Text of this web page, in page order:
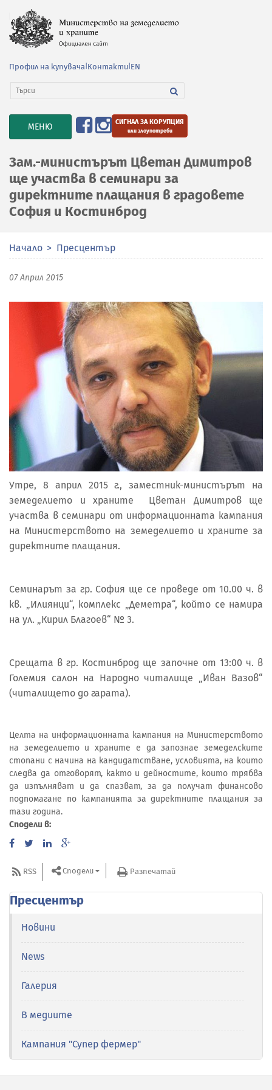
Профил на купувача Контакти EN
TOGGLE
NAVIGATION
МЕНЮ СИГНАЛ ЗА КОРУПЦИЯ
или злоупотреби
Зам.-министърът Цветан Димитров
ще участва в семинари за
директните плащания в градовете
София и Костинброд
Начало Пресцентър
07 Април 2015
Утре, 8 април 2015 г., заместник-министърът на
земеделието и храните Цветан Димитров ще
участва в семинари от информационната кампания
на Министерството на земеделието и храните за
директните плащания.
Семинарът за гр. София ще се проведе от 10.00 ч. в
кв. „Илиянци“, комплекс „Деметра“, който се намира
на ул. „Кирил Благоев“ № 3.
Срещата в гр. Костинброд ще започне от 13:00 ч. в
Големия салон на Народно читалище „Иван Вазов“
(читалището до гарата).
Целта на информационната кампания на Министерството
на земеделието и храните е да запознае земеделските
стопани с начина на кандидатстване, условията, на които
следва да отговорят, както и дейностите, които трябва
да изпълняват и да спазват, за да получат финансово
подпомагане по кампанията за директните плащания за
тази година.
Сподели в:
RSS Сподели Разпечатай
Пресцентър
Новини
News
Галерия
В медиите
Кампания "Супер фермер"